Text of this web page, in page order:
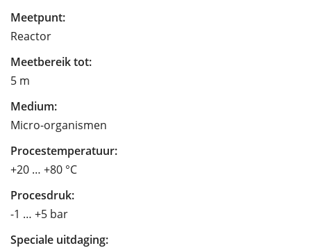
Meetpunt:
Reactor
Meetbereik tot:
5 m
Medium:
Micro-organismen
Procestemperatuur:
+20 … +80 °C
Procesdruk:
-1 … +5 bar
Speciale uitdaging: